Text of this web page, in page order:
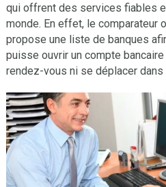
qui offrent des services fiables
monde. En effet, le comparateur
propose une liste de banques
puisse ouvrir un compte
rendez-vous ni se déplacer dans